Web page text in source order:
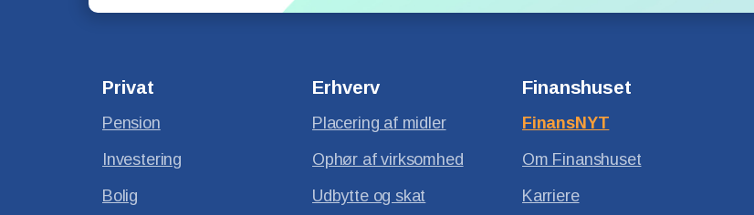
Privat
Pension
Investering
Bolig
Erhverv
Placering af midler
Ophør af virksomhed
Udbytte og skat
Finanshuset
FinansNYT
Om Finanshuset
Karriere